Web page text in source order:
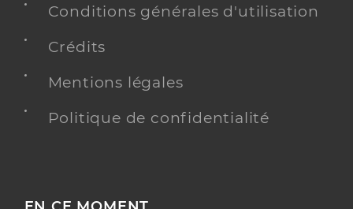
Conditions générales d'utilisation
Crédits
Mentions légales
Politique de confidentialité